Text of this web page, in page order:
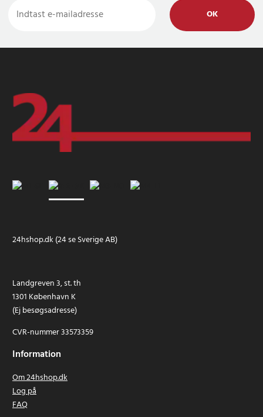
OK
24hshop.dk (24 se Sverige AB)
Landgreven 3, st. th
1301 København K
(Ej besøgsadresse)
CVR-nummer 33573359
Information
Om 24hshop.dk
Log på
FAQ